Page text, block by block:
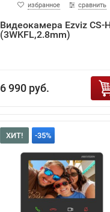
избранное сравнить
Видеокамера Ezviz CS-
(3WKFL,2.8mm)
6 990 руб.
ХИТ! -35%